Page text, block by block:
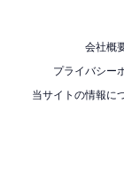
会社概
プライバシー
当サイトの情報に